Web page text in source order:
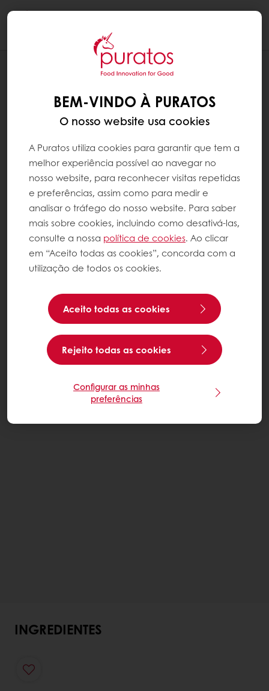
BOLINHAS COM SOFTGRAIN NIBS
INGREDIENTES
BEM-VINDO À PURATOS
O nosso website usa cookies
A Puratos utiliza cookies para garantir que tem a
melhor experiência possível ao navegar no
nosso website, para reconhecer visitas repetidas
e preferências, assim como para medir e
analisar o tráfego do nosso website. Para saber
mais sobre cookies, incluindo como desativá-las,
consulte a nossa política de cookies. Ao clicar
em “Aceito todas as cookies”, concorda com a
utilização de todos os cookies.
Aceito todas as cookies
Rejeito todas as cookies
Configurar as minhas
preferências